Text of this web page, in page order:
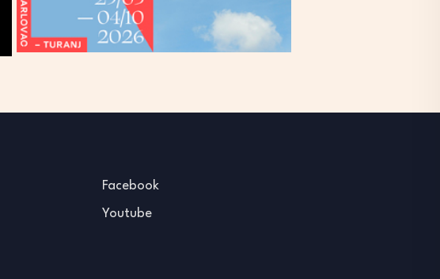
Facebook
Youtube